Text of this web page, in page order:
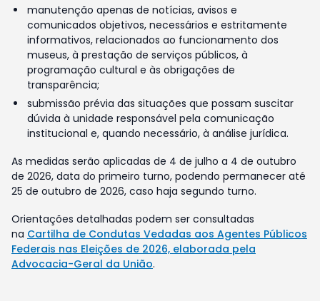
manutenção apenas de notícias, avisos e
comunicados objetivos, necessários e estritamente
informativos, relacionados ao funcionamento dos
museus, à prestação de serviços públicos, à
programação cultural e às obrigações de
transparência;
submissão prévia das situações que possam suscitar
dúvida à unidade responsável pela comunicação
institucional e, quando necessário, à análise jurídica.
As medidas serão aplicadas de 4 de julho a 4 de outubro
de 2026, data do primeiro turno, podendo permanecer até
25 de outubro de 2026, caso haja segundo turno.
Orientações detalhadas podem ser consultadas
na Cartilha de Condutas Vedadas aos Agentes Públicos
Federais nas Eleições de 2026, elaborada pela
Advocacia-Geral da União.